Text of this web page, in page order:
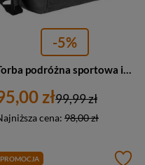
-5%
zł
cena: 98,00 zł
99,99 zł
PROMOCJA